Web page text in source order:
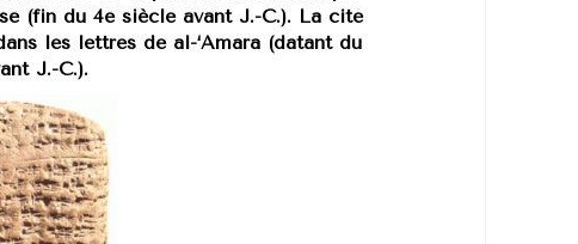
(fin du 4e siècle avant J.-C.). La cité
les lettres de al-‘Amara (datant du
J.-C.).